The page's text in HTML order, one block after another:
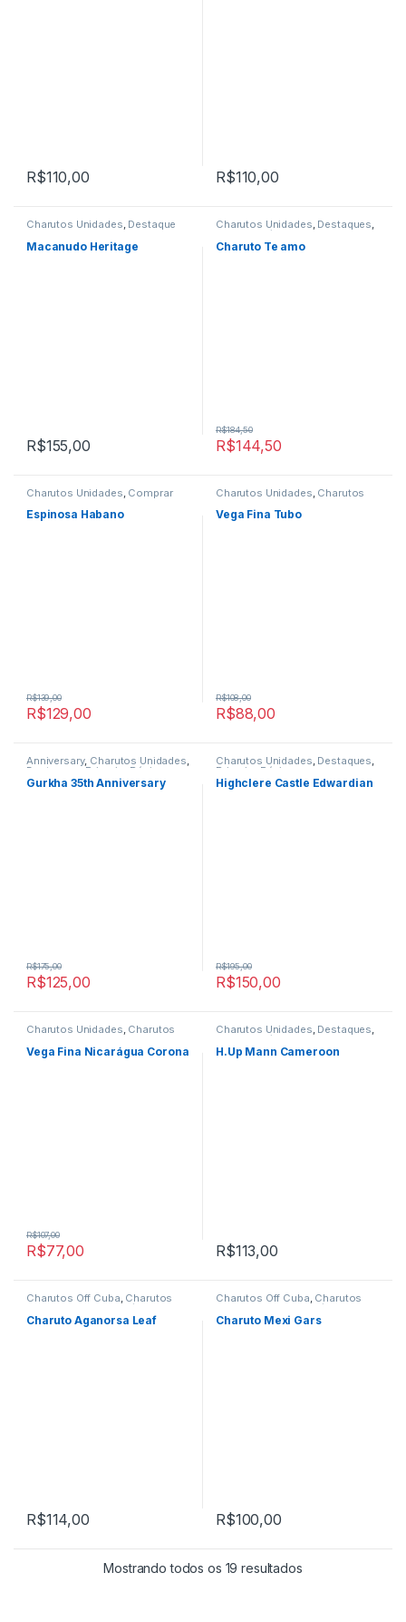
R$110,00 R$110,00
Charutos Unidades, Destaque
Comprar Charutos Online
Destaques,Primeira Página
Macanudo Heritage
R$155,00
Charutos Unidades, Destaques,
Primeira Página
Charuto Te amo
R$144,50
R$184,50
Charutos Unidades Comprar
Destaques
Primeira Página
Espinosa Habano
R$129,00
R$139,00
Charutos Unidades Charutos
Destaques
Página
Vega Fina Tubo
R$88,00
R$108,00
Anniversary, Charutos Unidades,
Destaques Primeira Página
Gurkha 35th Anniversary
R$125,00
R$175,00
Charutos Unidades, Destaques,
Primeira Página
Highclere Castle Edwardian
R$150,00
R$195,00
Charutos Unidades, Charutos
Página
Vega Fina Nicarágua Corona
R$77,00
R$107,00
Charutos Unidades, Destaques,
Primeira Página
H.Up Mann Cameroon
R$113,00
Charutos Off Cuba, Charutos
Primeira Página
Promo Da Semana
Charuto Aganorsa Leaf
R$114,00
Charutos Off Cuba, Charutos
Primeira Página
Promo Da Semana
Charuto Mexi Gars
R$100,00
Mostrando todos os 19 resultadosClassificado por